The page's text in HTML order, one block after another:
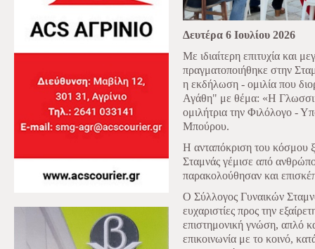
Δευτέρα 6 Ιουλίου 2026
Με ιδιαίτερη επιτυχία και
πραγματοποιήθηκε στην
η εκδήλωση - ομιλία που
Αγάθη" με θέμα: «Η
ομιλήτρια την Φιλόλογο -
Μπούρου.
Η ανταπόκριση του κόσμου
Σταμνάς γέμισε από
παρακολούθησαν και
Ο Σύλλογος Γυναικών
ευχαριστίες προς την
επιστημονική γνώση, απλό
επικοινωνία με το κοινό,